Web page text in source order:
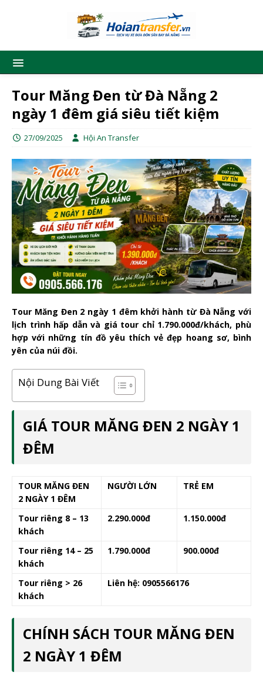
Tour Măng Đen từ Đà Nẵng 2
ngày 1 đêm giá siêu tiết kiệm
27/09/2025 Hội An Transfer
Tour Măng Đen 2 ngày 1 đêm khởi hành từ Đà Nẵng với
lịch trình hấp dẫn và giá tour chỉ 1.790.000đ/khách, phù
hợp với những tín đồ yêu thích vẻ đẹp hoang sơ, bình
yên của núi đồi.
Nội Dung Bài Viết
GIÁ TOUR MĂNG ĐEN 2 NGÀY 1
ĐÊM
TOUR MĂNG ĐEN
2 NGÀY 1 ĐÊM
NGƯỜI LỚN TRẺ EM
Tour riêng 8 – 13
khách
2.290.000đ 1.150.000đ
Tour riêng 14 – 25
khách
1.790.000đ 900.000đ
Tour riêng > 26
khách
Liên hệ: 0905566176
CHÍNH SÁCH TOUR MĂNG ĐEN
2 NGÀY 1 ĐÊM